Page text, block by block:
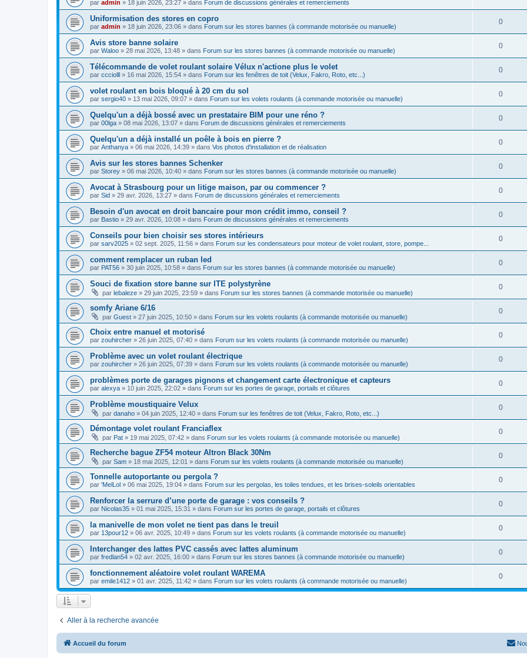
par admin » 18 juin 2026, 23:27 » dans Forum de discussions générales et remerciements
Uniformisation des stores en copro
par admin » 18 juin 2026, 23:06 » dans Forum sur les stores bannes (à commande motorisée ou manuelle)
0
Avis store banne solaire
par Waloo » 28 mai 2026, 13:48 » dans Forum sur les stores bannes (à commande motorisée ou manuelle)
0
Télécommande de volet roulant solaire Vélux n'actione plus le volet
par ccciolll » 16 mai 2026, 15:54 » dans Forum sur les fenêtres de toit (Velux, Fakro, Roto, etc...)
0
volet roulant en bois bloqué à 20 cm du sol
par sergio40 » 13 mai 2026, 09:07 » dans Forum sur les volets roulants (à commande motorisée ou manuelle)
0
Quelqu'un a déjà bossé avec un prestataire BIM pour une réno ?
par 00lga » 08 mai 2026, 13:07 » dans Forum de discussions générales et remerciements
0
Quelqu'un a déjà installé un poêle à bois en pierre ?
par Anthanya » 06 mai 2026, 14:39 » dans Vos photos d'installation et de réalisation
0
Avis sur les stores bannes Schenker
par Storey » 06 mai 2026, 10:40 » dans Forum sur les stores bannes (à commande motorisée ou manuelle)
0
Avocat à Strasbourg pour un litige maison, par ou commencer ?
par Sid » 29 avr. 2026, 13:27 » dans Forum de discussions générales et remerciements
0
Besoin d'un avocat en droit bancaire pour mon crédit immo, conseil ?
par Bastio » 29 avr. 2026, 10:08 » dans Forum de discussions générales et remerciements
0
Conseils pour bien choisir ses stores intérieurs
par sarv2025 » 02 sept. 2025, 11:56 » dans Forum sur les condensateurs pour moteur de volet roulant, store, pompe...
0
comment remplacer un ruban led
par PAT56 » 30 juin 2025, 10:58 » dans Forum sur les stores bannes (à commande motorisée ou manuelle)
0
Souci de fixation store banne sur ITE polystyrène
par lebaleze » 29 juin 2025, 23:59 » dans Forum sur les stores bannes (à commande motorisée ou manuelle)
0
somfy Ariane 6/16
par Guest » 27 juin 2025, 10:50 » dans Forum sur les volets roulants (à commande motorisée ou manuelle)
0
Choix entre manuel et motorisé
par zouhircher » 26 juin 2025, 07:40 » dans Forum sur les volets roulants (à commande motorisée ou manuelle)
0
Problème avec un volet roulant électrique
par zouhircher » 26 juin 2025, 07:39 » dans Forum sur les volets roulants (à commande motorisée ou manuelle)
0
problèmes porte de garages pignons et changement carte électronique et capteurs
par alexya » 10 juin 2025, 22:02 » dans Forum sur les portes de garage, portails et clôtures
0
Problème moustiquaire Velux
par danaho » 04 juin 2025, 12:40 » dans Forum sur les fenêtres de toit (Velux, Fakro, Roto, etc...)
0
Démontage volet roulant Franciaflex
par Pat » 19 mai 2025, 07:42 » dans Forum sur les volets roulants (à commande motorisée ou manuelle)
0
Recherche bague ZF54 moteur Altron Black 30Nm
par Sam » 18 mai 2025, 12:01 » dans Forum sur les volets roulants (à commande motorisée ou manuelle)
0
Tonnelle autoportante ou pergola ?
par 'MelLol » 06 mai 2025, 19:04 » dans Forum sur les pergolas, les toiles tendues, et les brises-soleils orientables
0
Renforcer la serrure d’une porte de garage : vos conseils ?
par Nicolas35 » 01 mai 2025, 15:31 » dans Forum sur les portes de garage, portails et clôtures
0
la manivelle de mon volet ne tient pas dans le treuil
par 13pour12 » 06 avr. 2025, 10:49 » dans Forum sur les volets roulants (à commande motorisée ou manuelle)
0
Interchanger des lattes PVC cassés avec lattes aluminum
par fredlan54 » 02 avr. 2025, 16:00 » dans Forum sur les stores bannes (à commande motorisée ou manuelle)
0
fonctionnement aléatoire volet roulant WAREMA
par emile1412 » 01 avr. 2025, 11:42 » dans Forum sur les volets roulants (à commande motorisée ou manuelle)
0
Aller à la recherche avancée
Accueil du forum